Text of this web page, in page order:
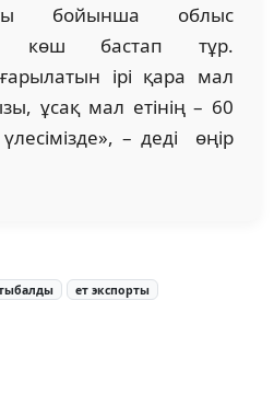
бойынша облыс
көш бастап тұр.
ірі қара мал
ұсақ мал етінің – 60
– деді өңір
ет экспорты